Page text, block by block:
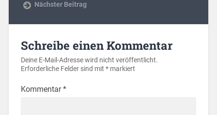
Nächster Beitrag
Schreibe einen Kommentar
Deine E-Mail-Adresse wird nicht veröffentlicht.
Erforderliche Felder sind mit *markiert
Kommentar*